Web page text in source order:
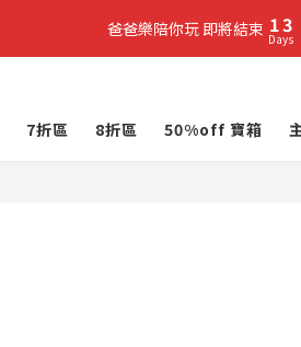
立即加入
爸爸樂陪你玩 即將結束 1
0
3
2
Days
7折區 8折區 50%off 寶箱